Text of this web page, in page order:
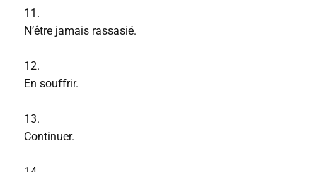
11.
N’être jamais rassasié.
12.
En souffrir.
13.
Continuer.